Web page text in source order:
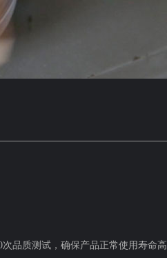
品质测试，确保产品正常使用寿命高